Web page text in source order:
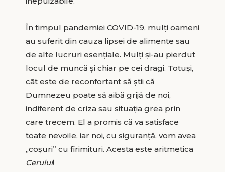
În timpul pandemiei COVID-19, mulți oameni
au suferit din cauza lipsei de alimente sau
de alte lucruri esențiale. Mulți și-au pierdut
locul de muncă și chiar pe cei dragi. Totuși,
cât este de reconfortant să știi că
Dumnezeu poate să aibă grijă de noi,
indiferent de criza sau situația grea prin
care trecem. El a promis că va satisface
toate nevoile, iar noi, cu siguranță, vom avea
„coșuri” cu firimituri. Acesta este aritmetica
Cerului!